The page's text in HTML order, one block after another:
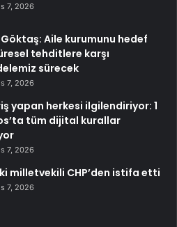
7, 2026
Aile kurumunu hedef
tehditlere karşı
sürecek
7, 2026
yapan herkesi ilgilendiriyor: 1
tüm dijital kurallar
7, 2026
milletvekili CHP’den istifa etti
7, 2026